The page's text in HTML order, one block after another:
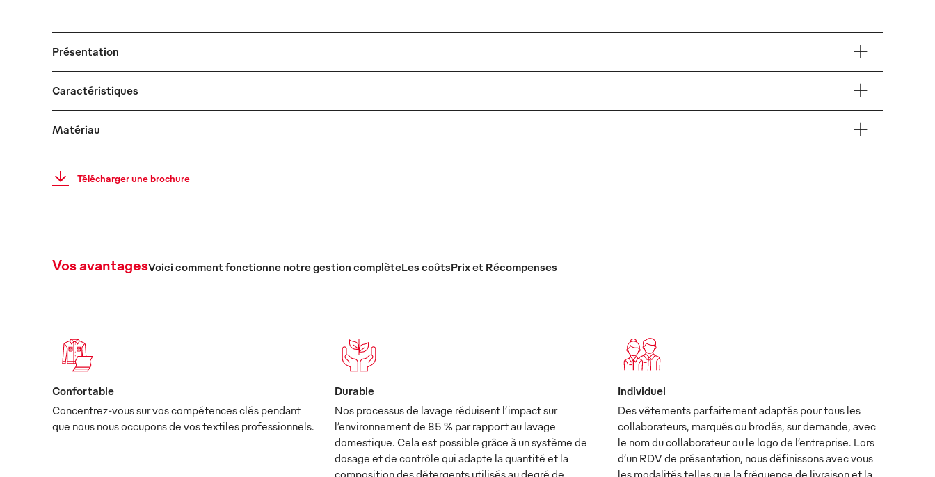
Présentation
Caractéristiques
Matériau
Télécharger une brochure
Vos avantagesVoici comment fonctionne notre gestion complèteLes coûtsPrix et Récompenses
Confortable
Concentrez-vous sur vos compétences clés pendant
que nous nous occupons de vos textiles professionnels.
Durable
Nos processus de lavage réduisent l’impact sur
l’environnement de 85 % par rapport au lavage
domestique. Cela est possible grâce à un système de
dosage et de contrôle qui adapte la quantité et la
composition des détergents utilisés au degré de
Individuel
Des vêtements parfaitement adaptés pour tous les
collaborateurs, marqués ou brodés, sur demande, avec
le nom du collaborateur ou le logo de l’entreprise. Lors
d’un RDV de présentation, nous définissons avec vous
les modalités telles que la fréquence de livraison et la